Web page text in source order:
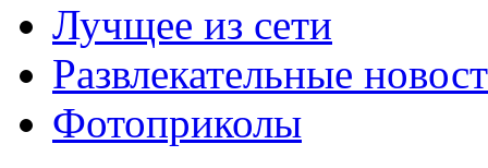
Лучщее из сети
Развлекательные
Фотоприколы